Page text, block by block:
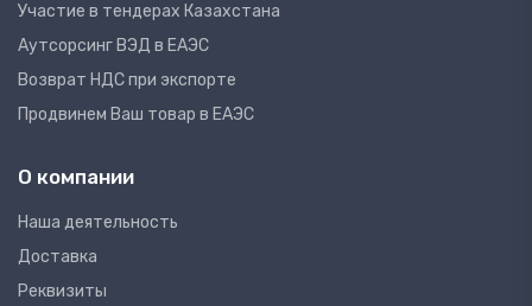
Участие в тендерах Казахстана
Аутсорсинг ВЭД в ЕАЭС
Возврат НДС при экспорте
Продвинем Ваш товар в ЕАЭС
О компании
Наша деятельность
Доставка
Реквизиты